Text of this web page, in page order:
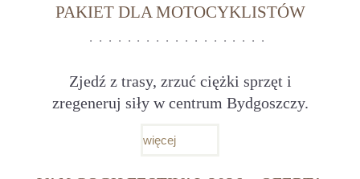
PAKIET DLA MOTOCYKLISTÓW
Zjedź z trasy, zrzuć ciężki sprzęt i
zregeneruj siły w centrum Bydgoszczy.
więcej